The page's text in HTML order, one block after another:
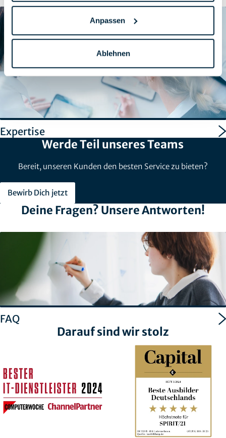
Anpassen
Ablehnen
Expertise
Werde Teil unseres Teams
Bereit, unseren Kunden den besten Service zu bieten?
Bewirb Dich jetzt
Deine Fragen? Unsere Antworten!
FAQ
Darauf sind wir stolz